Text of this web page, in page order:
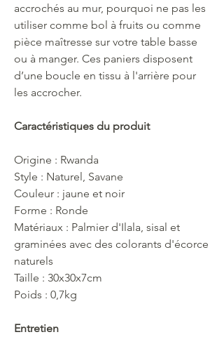
accrochés au mur, pourquoi ne pas les
utiliser comme bol à fruits ou comme
pièce maîtresse sur votre table basse
ou à manger. Ces paniers disposent
d’une boucle en tissu à l'arrière pour
les accrocher.
Caractéristiques du produit
Origine : Rwanda
Style : Naturel, Savane
Couleur : jaune et noir
Forme : Ronde
Matériaux : Palmier d'Ilala, sisal et
graminées avec des colorants d'écorce
naturels
Taille : 30x30x7cm
Poids : 0,7kg
Entretien